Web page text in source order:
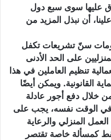
عليها سوى سبع دول
أن نبذل المزيد من
سنّ تشريعات تكفل
على الحد الأدنى
تنظيم العاملين في هذا
القانونية. ويمكن أيضًا
خلال دفع أجور عادلة
الوقت نفسه، يجب على
المنزلي والرعاية
كمسألة خاصة تقتصر